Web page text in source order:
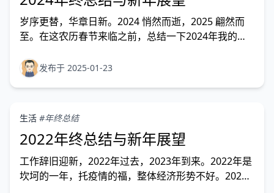
岁序更替，华章日新。2024 悄然而逝，2025 翩然而
至。在这农历春节来临之前，总结一下2024年我的工
发布于 2025-01-23
生活 #年终总结
2022年终总结与新年展望
工作辞旧迎新，2022年过去，2023年到来。2022年是
坎坷的一年，托疫情的福，整体经济形势不好。2022